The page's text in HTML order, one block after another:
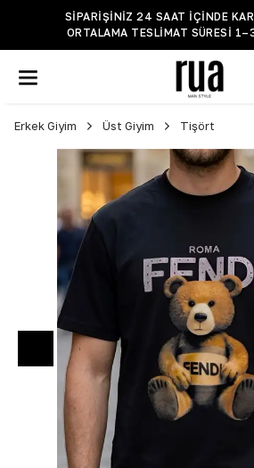
SIPARIŞINIZ 24 SAAT IÇINDE
ORTALAMA TESLIMAT SÜRESI
Erkek Giyim Üst Giyim Tişört